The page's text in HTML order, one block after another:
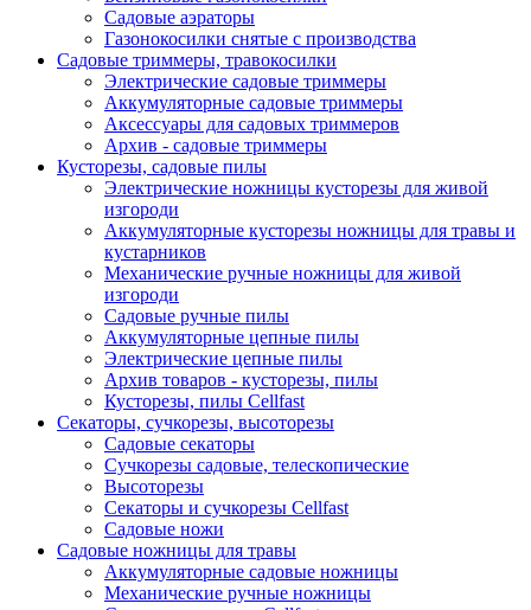
Садовые аэраторы
Газонокосилки снятые с производства
Садовые триммеры, травокосилки
Электрические садовые триммеры
Аккумуляторные садовые триммеры
Аксессуары для садовых триммеров
Архив - садовые триммеры
Кусторезы, садовые пилы
Электрические ножницы кусторезы для живой
изгороди
Аккумуляторные кусторезы ножницы для травы и
кустарников
Механические ручные ножницы для живой
изгороди
Садовые ручные пилы
Аккумуляторные цепные пилы
Электрические цепные пилы
Архив товаров - кусторезы, пилы
Кусторезы, пилы Cellfast
Секаторы, сучкорезы, высоторезы
Садовые секаторы
Сучкорезы садовые, телескопические
Высоторезы
Секаторы и сучкорезы Cellfast
Садовые ножи
Садовые ножницы для травы
Аккумуляторные садовые ножницы
Механические ручные ножницы